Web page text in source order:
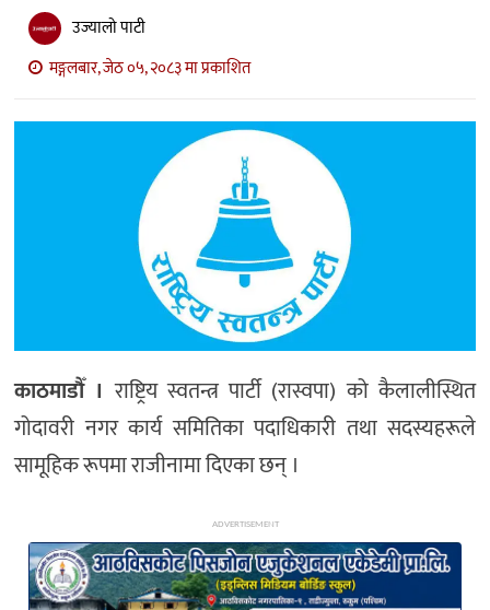
अन्तर्वार्ता
मनोरञ्जन
विज्ञान
उज्यालो पाटी
मङ्गलबार, जेठ ०५, २०८३ मा प्रकाशित
काठमाडौँ । राष्ट्रिय स्वतन्त्र पार्टी (रास्वपा) को कैलालीस्थित
गोदावरी नगर कार्य समितिका पदाधिकारी तथा सदस्यहरूले
सामूहिक रूपमा राजीनामा दिएका छन् ।
ADVERTISEMENT